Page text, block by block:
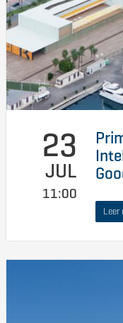
23
JUL
11:00
Leer